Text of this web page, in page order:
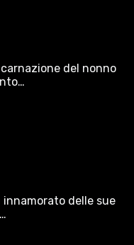
del nonno
innamorato delle sue